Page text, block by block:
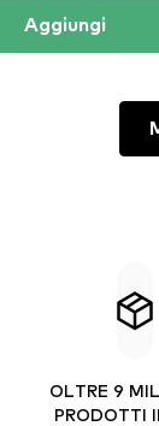
Aggiungi
OLTRE 9
PRODOTTI